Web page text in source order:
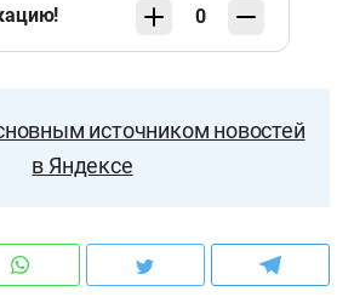
0
источником новостей
в Яндексе